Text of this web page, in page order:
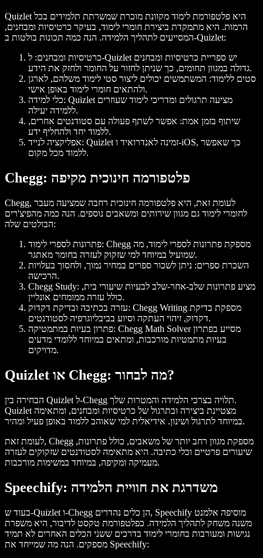
Quizlet היא פלטפורמת לימוד מקוונת מוכרת שמשרתת תלמידים בכל
הרמות. היא מתמקדת ביצירת חומרי לימוד, בעיקר כרטיסיות ומבחנים,
המסייעים לתהליך הלמידה. הנה כמה תכונות בולטות ב-Quizlet:
כרטיסיות ומבחנים: ל-Quizlet יש ספריית כרטיסיות ומבחנים
גדולה במגוון תחומים, כך שניתן לחזור על החומר ולחזק את הידע.
סטים ללימוד: המשתמשים יכולים ליצור סטי לימוד משלהם, לארגן
ולהתאים חומרי לימוד באופן אישי.
כלי למידה: Quizlet מציעה תרגולים ומדריכי לימוד שעוזרים
ללמידה יעילה.
שיתוף בזמן אמת: אפשר לשתף פעולה עם סטודנטים אחרים,
ללמוד יחד ולהחליף ידע.
אפליקציה לנייד: Quizlet זמינה לאנדרואיד ו-iOS, כך שאפשר
ללמוד מכל מקום.
Chegg: פלטפורמה חינוכית מקיפה
Chegg, לעומת זאת, היא פלטפורמה חינוכית רחבה שמציעה מעבר
לחומרי לימוד גם מגוון שירותים ומשאבים נוספים. הנה כמה מהפיצ'רים
הבולטים שלה:
פתרונות לספרי לימוד: Chegg מספקת פתרונות לספרי לימוד, מה
שמועיל במיוחד למי שזקוק לעזרה בחומר מאתגר.
השכרת ספרים: ניתן לשכור ספרים במחיר נמוך, ולחסוך בעלויות
הרכישה.
Chegg Study: מציע פתרונות שלב-אחר-שלב לבעיות שיעורי בית,
כולל עזרה ממומחים אונליין.
עזרה בכתיבה ובדיקת דקדוק: Chegg Writing מספקת בדיקת
דקדוק, זיהוי העתקה וסיוע בביבליוגרפיה לסטודנטים.
פתרון בעיות במתמטיקה: Chegg Math Solver מסייע בפתרון
בעיות מתמטיות מורכבות, ומתאים במיוחד ללומדי מדעים
מדויקים.
Quizlet או Chegg: מה לבחור?
הבחירה בין Quizlet ל-Chegg תלויה בצרכי הלמידה והמטרות שלך.
Quizlet מצטיינת ביצירה ובתרגול של כרטיסיות ומבחנים, ומתאימה
במיוחד לתרגול ושינון. אידיאלית למי שאוהב ללמוד באופן פעיל ומהיר.
לעומת זאת, Chegg מספקת מגוון רחב יותר של משאבים, כולל פתרונות,
שיעורים פרטיים וכלי כתיבה. היא מתאימה לסטודנטים שזקוקים לעזרה
מעמיקה ומקיפה, במיוחד במשימות מורכבות.
Speechify: משדרגת את חוויית הלמידה
בעוד ש-Quizlet ו-Chegg הן כלים נהדרים, Speechify מוסיפה אלמנט
משנה משחק לתהליך הלמידה. כפלטפורמת טקסט לדיבור, היא משפרת
נגישות ומעורבות בחומרי לימוד בדרכים ששני הכלים האחרים לא תמיד
מספקים. הנה מה שמייחד את Speechify: